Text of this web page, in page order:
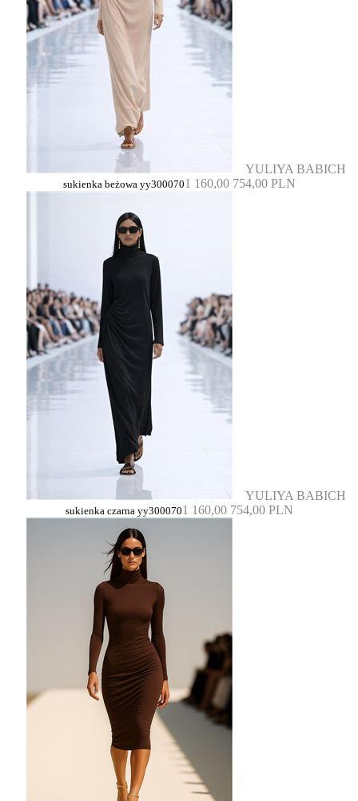
YULIYA BABICH
sukienka beżowa yy3000701 160,00 754,00 PLN
YULIYA BABICH
sukienka czarna yy3000701 160,00 754,00 PLN